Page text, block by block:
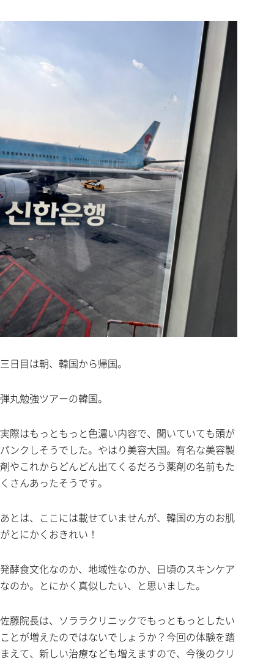
三日目は朝、韓国から帰国。
弾丸勉強ツアーの韓国。
実際はもっともっと色濃い内容で、聞いていても頭が
パンクしそうでした。やはり美容大国。有名な美容製
剤やこれからどんどん出てくるだろう薬剤の名前もた
くさんあったそうです。
あとは、ここには載せていませんが、韓国の方のお肌
がとにかくおきれい！
発酵食文化なのか、地域性なのか、日頃のスキンケア
なのか。とにかく真似したい、と思いました。
佐藤院長は、ソララクリニックでもっともっとしたい
ことが増えたのではないでしょうか？今回の体験を踏
まえて、新しい治療なども増えますので、今後のクリ